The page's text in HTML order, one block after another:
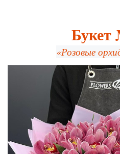
Букет
«Розовые